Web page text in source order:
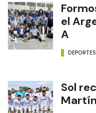
el
A
DEPORTES
Sol